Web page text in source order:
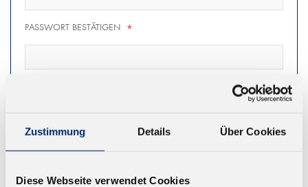
Zustimmung Details Über Cookies
Diese Webseite verwendet Cookies
PASSWORT BESTÄTIGEN *
REGISTRIEREN